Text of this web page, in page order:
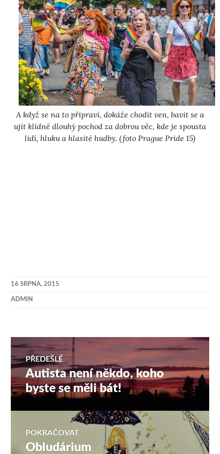
A když se na to připraví, dokáže chodit ven, bavit se a
ujít klidně dlouhý pochod za dobrou věc, kde je spousta
lidí, hluku a hlasité hudby. (foto Prague Pride 15)
16 SRPNA, 2015
ADMIN
Navigace
pro
příspěvek
PŘEDEŠLÉ
Předchozí
příspěvek:
Autista není někdo, koho
byste se měli bát!
POKRAČOVAT
Následující
Obludárium